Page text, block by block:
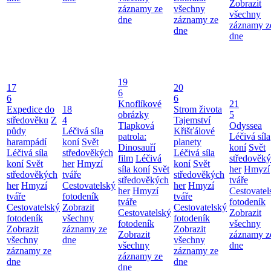
záznamy ze
dne
všechny
záznamy ze
dne
Zobrazit
všechny
záznamy
dne
17
6
Expedice do
středověku Z
půdy
harampádí
Léčivá síla
koní Svět
středověkých
her Hmyzí
tváře
Cestovatelský
fotodeník
Zobrazit
všechny
záznamy ze
dne
18
4
Léčivá síla
koní Svět
středověkých
her Hmyzí
tváře
Cestovatelský
fotodeník
Zobrazit
všechny
záznamy ze
dne
19
6
Knoflíkové
obrázky
Tlapková
patrola:
Dinosauří
film Léčivá
síla koní Svět
středověkých
her Hmyzí
tváře
Cestovatelský
fotodeník
Zobrazit
všechny
záznamy ze
dne
20
6
Strom života
Tajemství
Křišťálové
planety
Léčivá síla
koní Svět
středověkých
her Hmyzí
tváře
Cestovatelský
fotodeník
Zobrazit
všechny
záznamy ze
dne
21
5
Odyssea
Léčivá síla
koní Svět
her Hmyzí
tváře
fotodeník
Zobrazit
všechny
záznamy
dne